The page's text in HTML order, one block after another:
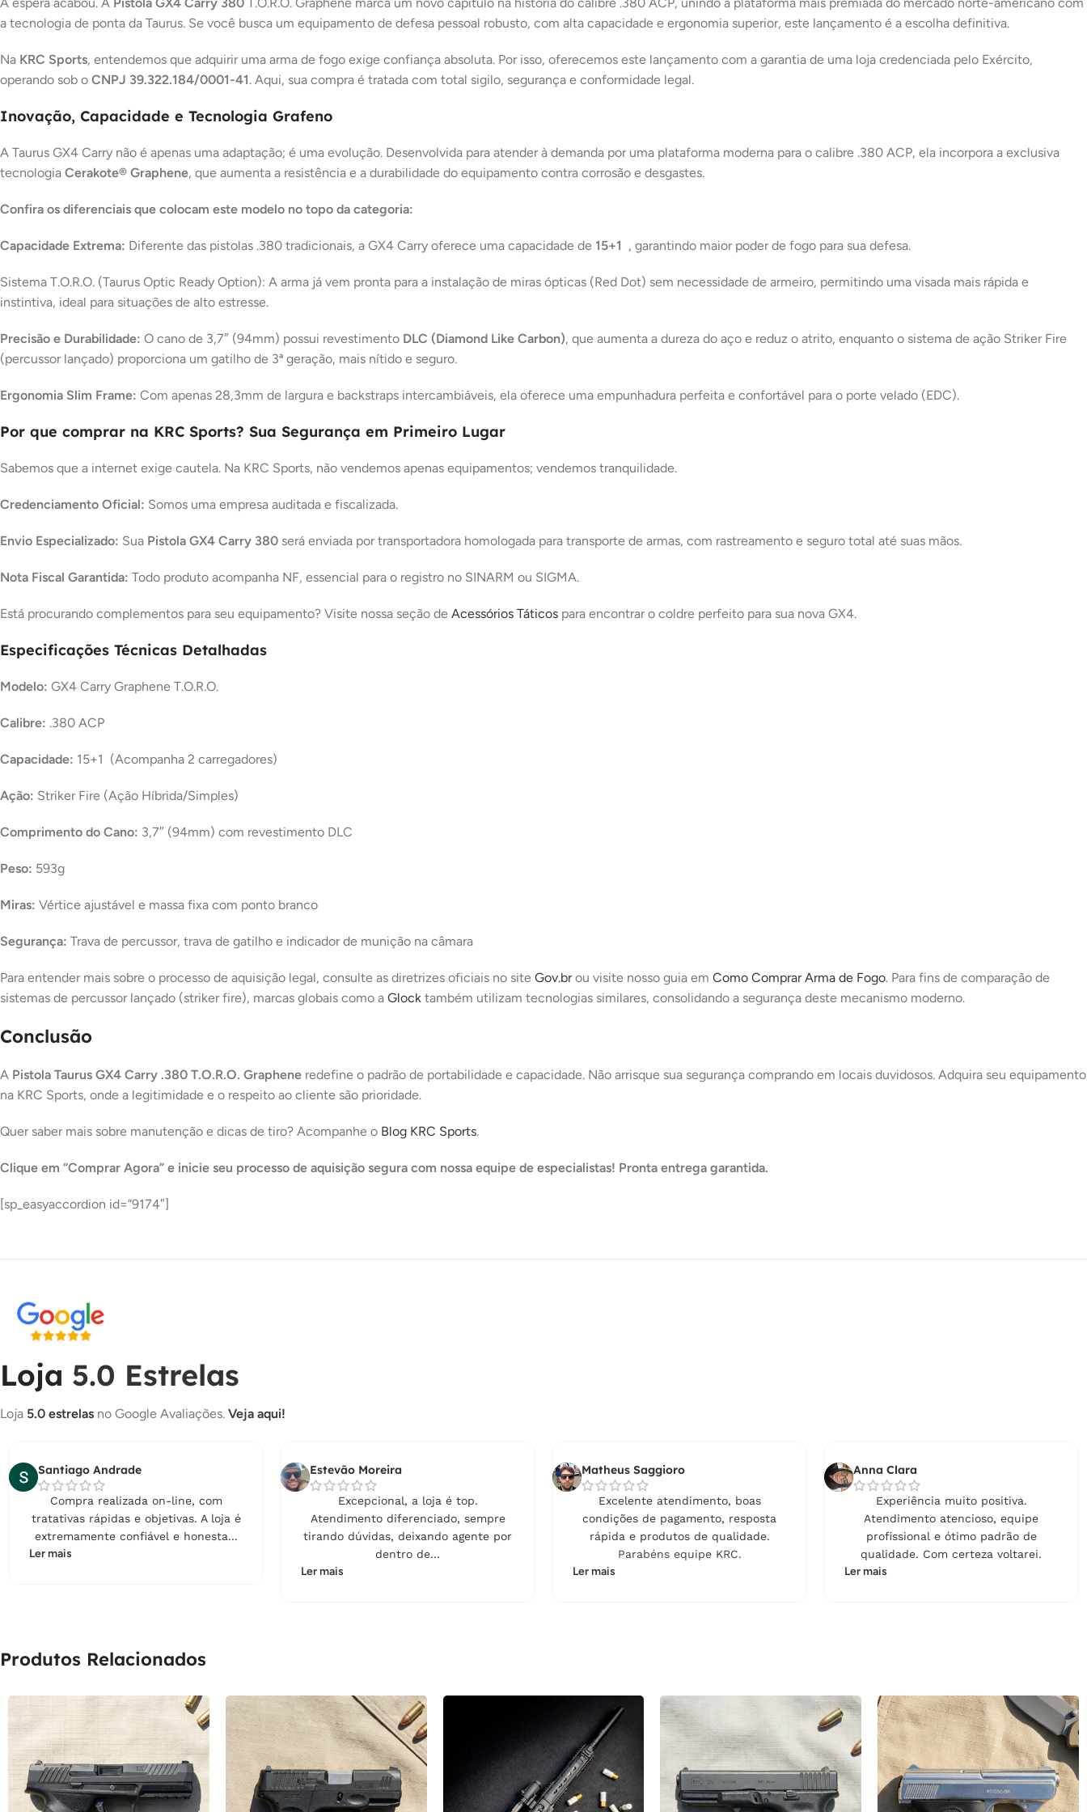
JUROS
JUROS
a tecnologia de ponta da Taurus. Se você busca um equipamento de defesa pessoal robusto, com alta capacidade e ergonomia superior, este lançamento é a escolha definitiva.
Na KRC Sports, entendemos que adquirir uma arma de fogo exige confiança absoluta. Por isso, oferecemos este lançamento com a garantia de uma loja credenciada pelo Exército,
operando sob o CNPJ 39.322.184/0001-41. Aqui, sua compra é tratada com total sigilo, segurança e conformidade legal.
Inovação, Capacidade e Tecnologia Grafeno
A Taurus GX4 Carry não é apenas uma adaptação; é uma evolução. Desenvolvida para atender à demanda por uma plataforma moderna para o calibre .380 ACP, ela incorpora a exclusiva
tecnologia Cerakote® Graphene, que aumenta a resistência e a durabilidade do equipamento contra corrosão e desgastes.
Confira os diferenciais que colocam este modelo no topo da categoria:
Capacidade Extrema: Diferente das pistolas .380 tradicionais, a GX4 Carry oferece uma capacidade de 15+1 , garantindo maior poder de fogo para sua defesa.
Sistema T.O.R.O. (Taurus Optic Ready Option): A arma já vem pronta para a instalação de miras ópticas (Red Dot) sem necessidade de armeiro, permitindo uma visada mais rápida e
instintiva, ideal para situações de alto estresse.
Precisão e Durabilidade: O cano de 3,7″ (94mm) possui revestimento DLC (Diamond Like Carbon), que aumenta a dureza do aço e reduz o atrito, enquanto o sistema de ação Striker Fire
(percussor lançado) proporciona um gatilho de 3ª geração, mais nítido e seguro.
Ergonomia Slim Frame: Com apenas 28,3mm de largura e backstraps intercambiáveis, ela oferece uma empunhadura perfeita e confortável para o porte velado (EDC).
Por que comprar na KRC Sports? Sua Segurança em Primeiro Lugar
Sabemos que a internet exige cautela. Na KRC Sports, não vendemos apenas equipamentos; vendemos tranquilidade.
Credenciamento Oficial: Somos uma empresa auditada e fiscalizada.
Envio Especializado: Sua Pistola GX4 Carry 380 será enviada por transportadora homologada para transporte de armas, com rastreamento e seguro total até suas mãos.
Nota Fiscal Garantida: Todo produto acompanha NF, essencial para o registro no SINARM ou SIGMA.
Está procurando complementos para seu equipamento? Visite nossa seção de Acessórios Táticos para encontrar o coldre perfeito para sua nova GX4.
Especificações Técnicas Detalhadas
Modelo: GX4 Carry Graphene T.O.R.O.
Calibre: .380 ACP
Capacidade: 15+1 (Acompanha 2 carregadores)
Ação: Striker Fire (Ação Híbrida/Simples)
Comprimento do Cano: 3,7″ (94mm) com revestimento DLC
Peso: 593g
Miras: Vértice ajustável e massa fixa com ponto branco
Segurança: Trava de percussor, trava de gatilho e indicador de munição na câmara
Para entender mais sobre o processo de aquisição legal, consulte as diretrizes oficiais no site Gov.brou visite nosso guia em Como Comprar Arma de Fogo. Para fins de comparação de
sistemas de percussor lançado (striker fire), marcas globais como a Glock também utilizam tecnologias similares, consolidando a segurança deste mecanismo moderno.
Conclusão
A Pistola Taurus GX4 Carry .380 T.O.R.O. Graphene redefine o padrão de portabilidade e capacidade. Não arrisque sua segurança comprando em locais duvidosos. Adquira seu equipamento
na KRC Sports, onde a legitimidade e o respeito ao cliente são prioridade.
Quer saber mais sobre manutenção e dicas de tiro? Acompanhe o Blog KRC Sports.
Clique em “Comprar Agora” e inicie seu processo de aquisição segura com nossa equipe de especialistas! Pronta entrega garantida.
[sp_easyaccordion id=”9174″]
Loja 5.0 Estrelas
Loja 5.0 estrelas no Google Avaliações. Veja aqui!
Santiago Andrade
Compra realizada on-line, com
tratativas rápidas e objetivas. A loja é
extremamente confiável e honesta...
Ler mais
Estevão Moreira
Excepcional, a loja é top.
Atendimento diferenciado, sempre
tirando dúvidas, deixando agente por
dentro de...
Ler mais
Matheus Saggioro
Excelente atendimento, boas
condições de pagamento, resposta
rápida e produtos de qualidade.
Parabéns equipe KRC.
Ler mais
Anna Clara
Experiência muito positiva.
Atendimento atencioso, equipe
profissional e ótimo padrão de
qualidade. Com certeza voltarei.
Ler mais
Produtos Relacionados